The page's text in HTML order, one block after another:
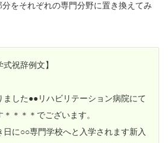
をそれぞれの専門分野に置き換えてみ
祝辞例文】
ました●●リハビリテーション病院にて
＊＊＊でございます。
に○○専門学校へと入学されます新入